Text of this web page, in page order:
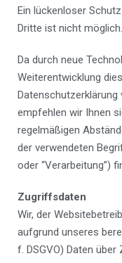
Ein lückenloser
Dritte ist nicht möglich.
Da durch neue
Weiterentwicklung
Datenschutzerklärung
empfehlen wir Ihnen
regelmäßigen
der verwendeten
oder “Verarbeitung”)
Zugriffsdaten
Wir, der
aufgrund unseres
f. DSGVO) Daten